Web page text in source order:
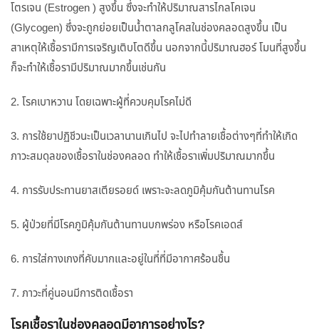
โตรเจน (Estrogen ) สูงขึ้น ซึ่งจะทำให้ปริมาณสารไกลโคเจน
(Glycogen) ซึ่งจะถูกย่อยเป็นน้ำตาลกลูโคสในช่องคลอดสูงขึ้น เป็น
สาเหตุให้เชื้อรามีการเจริญเติบโตดีขึ้น นอกจากนี้ปริมาณฮอร์ โมนที่สูงขึ้น
ก็จะทำให้เชื้อรามีปริมาณมากขึ้นเช่นกัน
2. โรคเบาหวาน โดยเฉพาะผู้ที่ควบคุมโรคไม่ดี
3. การใช้ยาปฏิชีวนะเป็นเวลานานเกินไป จะไปทำลายเชื้อต่างๆที่ทำให้เกิด
ภาวะสมดุลของเชื้อราในช่องคลอด ทำให้เชื้อราเพิ่มปริมาณมากขึ้น
4. การรับประทานยาสเตียรอยด์ เพราะจะลดภูมิคุ้มกันต้านทานโรค
5. ผู้ป่วยที่มีโรคภูมิคุ้มกันต้านทานบกพร่อง หรือโรคเอดส์
6. การใส่กางเกงที่คับมากและอยู่ในที่ที่มีอากาศร้อนชื้น
7. ภาวะที่คู่นอนมีการติดเชื้อรา
โรคเชื้อราในช่องคลอดมีอาการอย่างไร?